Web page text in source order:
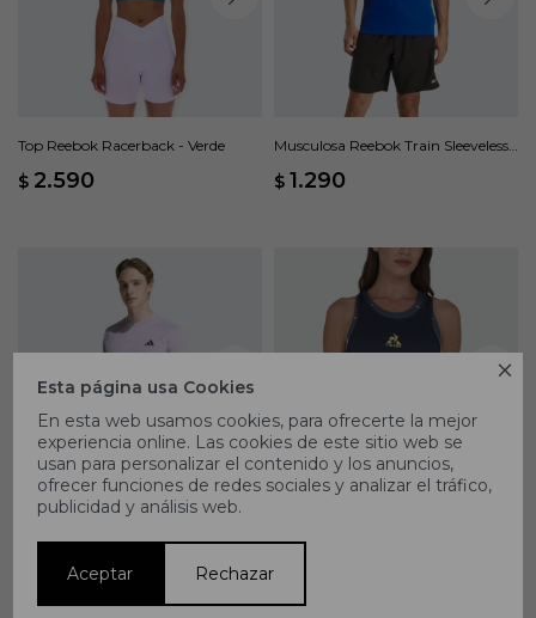

Esta página usa Cookies
En esta web usamos cookies, para ofrecerte la mejor
experiencia online. Las cookies de este sitio web se
usan para personalizar el contenido y los anuncios,
ofrecer funciones de redes sociales y analizar el tráfico,
publicidad y análisis web.
Aceptar Rechazar
Top Reebok Racerback - Verde
$ 2.590
Musculosa Reebok Train Sleeveless
$ 1.290
Remera Adidas GYM+ - Violeta
Training - Azul